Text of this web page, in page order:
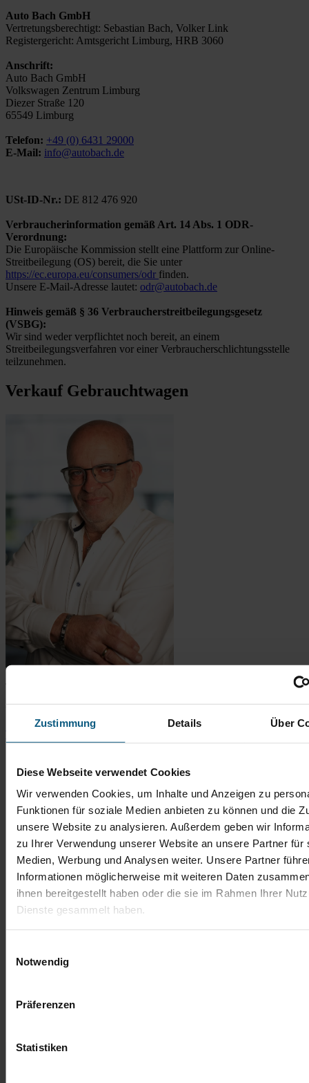
Zustimmung Details Über
Diese Webseite verwendet Cookies
Wir verwenden Cookies, um Inhalte und Anzeigen zu
Funktionen für soziale Medien anbieten zu können und die
unsere Website zu analysieren. Außerdem geben wir
zu Ihrer Verwendung unserer Website an unsere Partner für
Medien, Werbung und Analysen weiter. Unsere Partner
Informationen möglicherweise mit weiteren Daten
ihnen bereitgestellt haben oder die sie im Rahmen Ihrer
Dienste gesammelt haben.
Notwendig
Präferenzen
Statistiken
Auto Bach GmbH
Vertretungsberechtigt: Sebastian Bach, Volker Link
Registergericht: Amtsgericht Limburg, HRB 3060
Anschrift:
Auto Bach GmbH
Volkswagen Zentrum Limburg
Diezer Straße 120
65549 Limburg
Telefon: +49 (0) 6431 29000
E-Mail: info@autobach.de
USt-ID-Nr.: DE 812 476 920
Verbraucherinformation gemäß Art. 14 Abs. 1 ODR-
Verordnung:
Die Europäische Kommission stellt eine Plattform zur Online-
Streitbeilegung (OS) bereit, die Sie unter
https://ec.europa.eu/consumers/odr finden.
Unsere E-Mail-Adresse lautet: odr@autobach.de
Hinweis gemäß § 36 Verbraucherstreitbeilegungsgesetz
(VSBG):
Wir sind weder verpflichtet noch bereit, an einem
Streitbeilegungsverfahren vor einer Verbraucherschlichtungsstelle
teilzunehmen.
Verkauf Gebrauchtwagen